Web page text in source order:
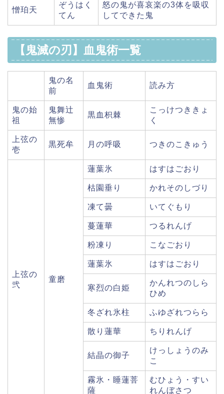
憎珀天
ぞうはく
てん
怒の鬼が喜哀楽の3体を吸収
してできた鬼
【鬼滅の刃】血鬼術一覧
鬼の名
前
血鬼術 読み方
鬼の始
祖
鬼舞辻
無惨
黒血枳棘
こっけつききょ
く
上弦の
壱
黒死牟 月の呼吸 つきのこきゅう
上弦の
弐
童磨
蓮葉氷 はすはごおり
枯園垂り かれそのしづり
凍て曇 いてぐもり
蔓蓮華 つるれんげ
粉凍り こなごおり
蓮葉氷 はすはごおり
寒烈の白姫
かんれつのしら
ひめ
冬ざれ氷柱 ふゆざれつらら
散り蓮華 ちりれんげ
結晶の御子
けっしょうのみ
こ
霧氷・睡蓮菩
薩
むひょう・すい
れんぼさつ